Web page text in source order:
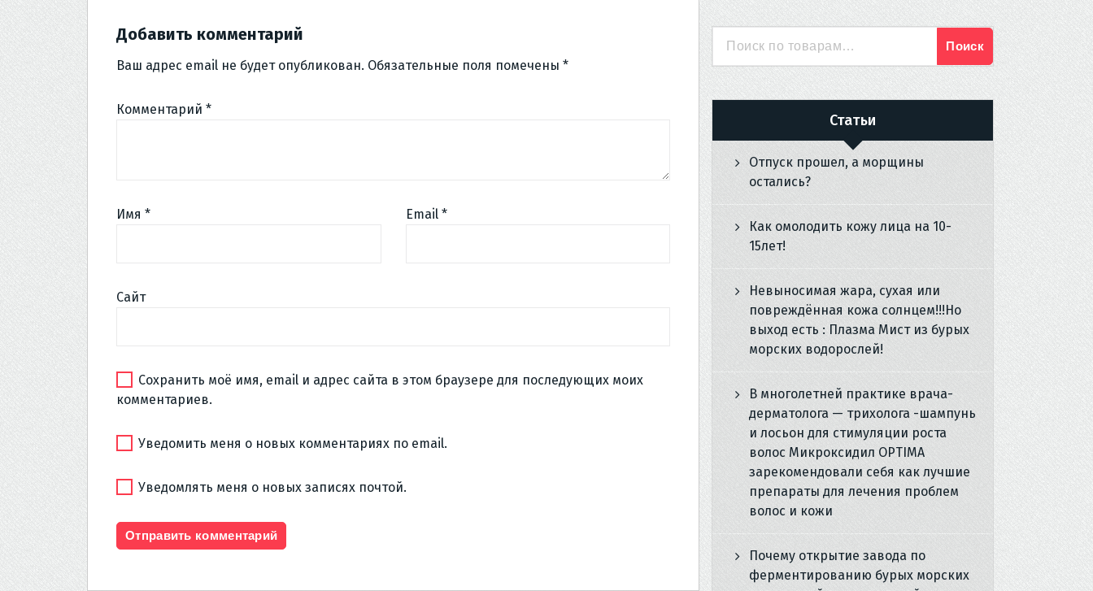
Добавить комментарий
Ваш адрес email не будет опубликован. Обязательные поля помечены *
Комментарий *
Имя * Email *
Сайт
Сохранить моё имя, email и адрес сайта в этом браузере для последующих моих
комментариев.
Уведомить меня о новых комментариях по email.
Уведомлять меня о новых записях почтой.
Искать:
Поиск
Статьи
Отпуск прошел, а морщины
остались?
Как омолодить кожу лица на 10-
15лет!
Невыносимая жара, сухая или
повреждённая кожа солнцем!!!Но
выход есть : Плазма Мист из бурых
морских водорослей!
В многолетней практике врача-
дерматолога — трихолога -шампунь
и лосьон для стимуляции роста
волос Микроксидил OPTIMA
зарекомендовали себя как лучшие
препараты для лечения проблем
волос и кожи
Почему открытие завода по
ферментированию бурых морских